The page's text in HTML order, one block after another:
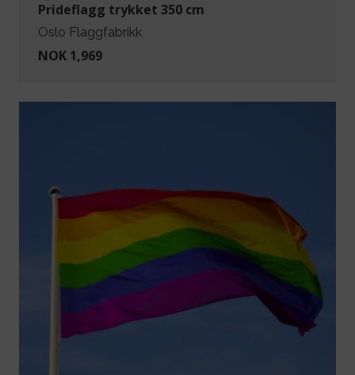
Prideflagg trykket 350 cm
Oslo Flaggfabrikk
NOK 1,969